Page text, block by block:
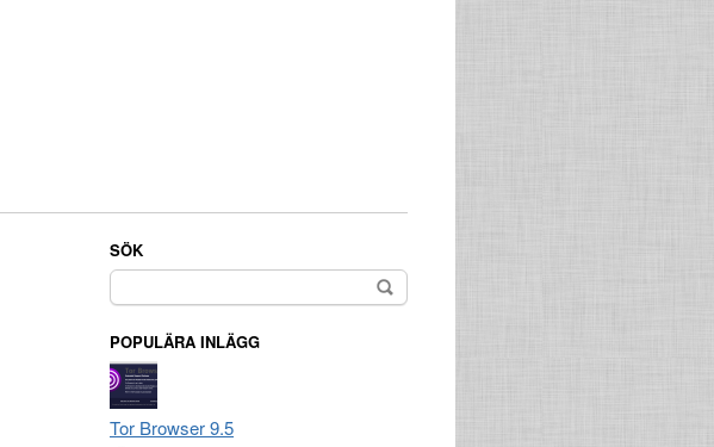
SÖK
Sök
efter:
POPULÄRA INLÄGG
Tor Browser 9.5